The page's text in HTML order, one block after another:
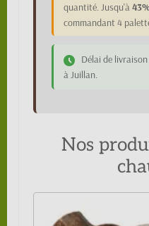
quantité. Jusqu'à
commandant 4
Délai de
à Juillan.
Nos